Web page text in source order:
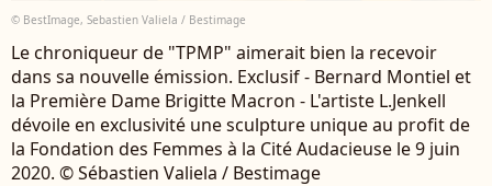
© BestImage, Sebastien Valiela / Bestimage
Le chroniqueur de "TPMP" aimerait bien la recevoir
dans sa nouvelle émission. Exclusif - Bernard Montiel et
la Première Dame Brigitte Macron - L'artiste L.Jenkell
dévoile en exclusivité une sculpture unique au profit de
la Fondation des Femmes à la Cité Audacieuse le 9 juin
2020. © Sébastien Valiela / Bestimage